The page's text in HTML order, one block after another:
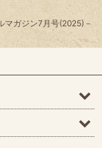
マガジン7月号(2025)－